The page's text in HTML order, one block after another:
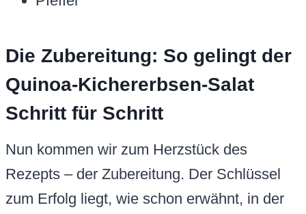
Die Zubereitung: So gelingt der
Quinoa-Kichererbsen-Salat
Schritt für Schritt
Nun kommen wir zum Herzstück des
Rezepts – der Zubereitung. Der Schlüssel
zum Erfolg liegt, wie schon erwähnt, in der